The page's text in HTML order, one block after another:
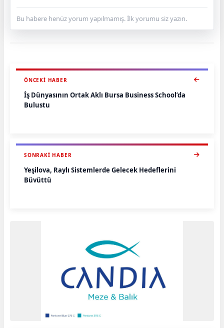
Bu habere henüz yorum yapılmamış. İlk yorumu siz yazın.
ÖNCEKI HABER
İş Dünyasının Ortak Aklı Bursa Business School’da
Buluştu
SONRAKI HABER
Yeşilova, Raylı Sistemlerde Gelecek Hedeflerini
Büyüttü